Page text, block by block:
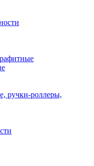
ручки-роллеры,